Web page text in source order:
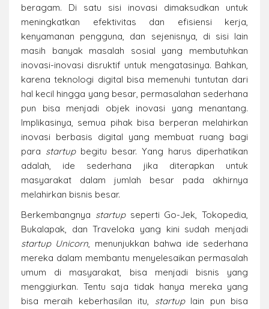
beragam. Di satu sisi inovasi dimaksudkan untuk
meningkatkan efektivitas dan efisiensi kerja,
kenyamanan pengguna, dan sejenisnya, di sisi lain
masih banyak masalah sosial yang membutuhkan
inovasi-inovasi disruktif untuk mengatasinya. Bahkan,
karena teknologi digital bisa memenuhi tuntutan dari
hal kecil hingga yang besar, permasalahan sederhana
pun bisa menjadi objek inovasi yang menantang.
Implikasinya, semua pihak bisa berperan melahirkan
inovasi berbasis digital yang membuat ruang bagi
para startupbegitu besar. Yang harus diperhatikan
adalah, ide sederhana jika diterapkan untuk
masyarakat dalam jumlah besar pada akhirnya
melahirkan bisnis besar.
Berkembangnya startupseperti Go-Jek, Tokopedia,
Bukalapak, dan Traveloka yang kini sudah menjadi
startup Unicorn, menunjukkan bahwa ide sederhana
mereka dalam membantu menyelesaikan permasalah
umum di masyarakat, bisa menjadi bisnis yang
menggiurkan. Tentu saja tidak hanya mereka yang
bisa meraih keberhasilan itu, startuplain pun bisa